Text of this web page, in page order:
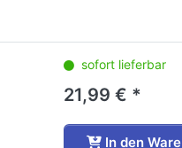
sofort lieferbar
21,99 € *
In den